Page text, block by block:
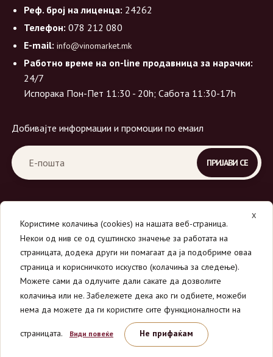
Реф. број на лиценца: 24262
Телефон: 078 212 080
E-mail: info@vinomarket.mk
Работно време на on-line продавница за нарачки:
24/7
Испорака Пон-Пет 11:30 - 20h; Сабота 11:30-17h
Добивајте информации и промоции по емаил
© 2026Вино Маркет - МОНДАВИ ДООЕЛ.
Сите права се задржани.
X
Користиме колачиња (cookies) на нашата веб-страница.
Некои од нив се од суштинско значење за работата на
страницата, додека други ни помагаат да ја подобриме оваа
страница и корисничкото искуство (колачиња за следење).
Можете сами да одлучите дали сакате да дозволите
колачиња или не. Забележете дека ако ги одбиете, можеби
нема да можете да ги користите сите функционалности на
страницата. Види повеќе Не прифаќам